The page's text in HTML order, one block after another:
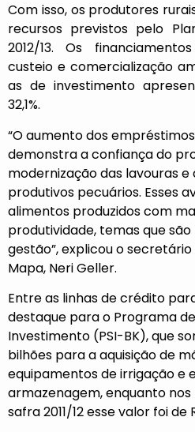
Com isso, os produtores
recursos previstos pelo
2012/13. Os
custeio e comercialização
as de investimento
32,1%.
“O aumento dos
demonstra a confiança do
modernização das lavouras e
produtivos pecuários. Esses
alimentos produzidos com
produtividade, temas que
gestão”, explicou o
Mapa, Neri Geller.
Entre as linhas de crédito
destaque para o Programa
Investimento (PSI-BK), que
bilhões para a aquisição de
equipamentos de irrigação e
armazenagem, enquanto
safra 2011/12 esse valor foi de